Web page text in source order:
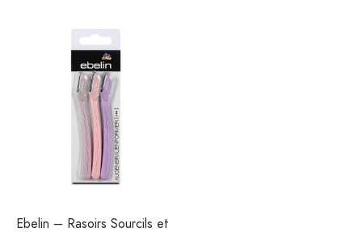
Ebelin – Rasoirs Sourcils et